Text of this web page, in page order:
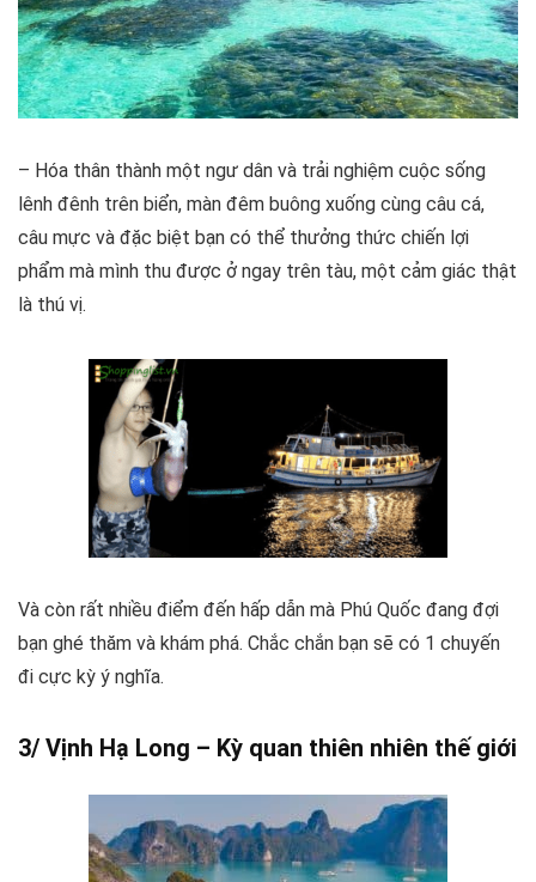
– Hóa thân thành một ngư dân và trải nghiệm cuộc sống
lênh đênh trên biển, màn đêm buông xuống cùng câu cá,
câu mực và đặc biệt bạn có thể thưởng thức chiến lợi
phẩm mà mình thu được ở ngay trên tàu, một cảm giác thật
là thú vị.
Và còn rất nhiều điểm đến hấp dẫn mà Phú Quốc đang đợi
bạn ghé thăm và khám phá. Chắc chắn bạn sẽ có 1 chuyến
đi cực kỳ ý nghĩa.
3/ Vịnh Hạ Long – Kỳ quan thiên nhiên thế giới